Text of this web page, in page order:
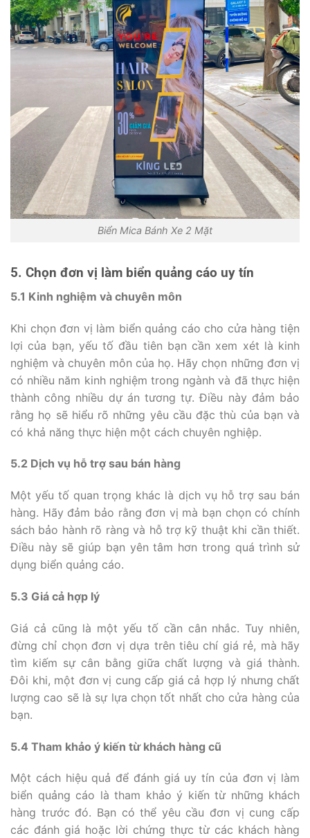
Biển Mica Bánh Xe 2 Mặt
5. Chọn đơn vị làm biển quảng cáo uy tín
5.1 Kinh nghiệm và chuyên môn
Khi chọn đơn vị làm biển quảng cáo cho cửa hàng tiện
lợi của bạn, yếu tố đầu tiên bạn cần xem xét là kinh
nghiệm và chuyên môn của họ. Hãy chọn những đơn vị
có nhiều năm kinh nghiệm trong ngành và đã thực hiện
thành công nhiều dự án tương tự. Điều này đảm bảo
rằng họ sẽ hiểu rõ những yêu cầu đặc thù của bạn và
có khả năng thực hiện một cách chuyên nghiệp.
5.2 Dịch vụ hỗ trợ sau bán hàng
Một yếu tố quan trọng khác là dịch vụ hỗ trợ sau bán
hàng. Hãy đảm bảo rằng đơn vị mà bạn chọn có chính
sách bảo hành rõ ràng và hỗ trợ kỹ thuật khi cần thiết.
Điều này sẽ giúp bạn yên tâm hơn trong quá trình sử
dụng biển quảng cáo.
5.3 Giá cả hợp lý
Giá cả cũng là một yếu tố cần cân nhắc. Tuy nhiên,
đừng chỉ chọn đơn vị dựa trên tiêu chí giá rẻ, mà hãy
tìm kiếm sự cân bằng giữa chất lượng và giá thành.
Đôi khi, một đơn vị cung cấp giá cả hợp lý nhưng chất
lượng cao sẽ là sự lựa chọn tốt nhất cho cửa hàng của
bạn.
5.4 Tham khảo ý kiến từ khách hàng cũ
Một cách hiệu quả để đánh giá uy tín của đơn vị làm
biển quảng cáo là tham khảo ý kiến từ những khách
hàng trước đó. Bạn có thể yêu cầu đơn vị cung cấp
các đánh giá hoặc lời chứng thực từ các khách hàng